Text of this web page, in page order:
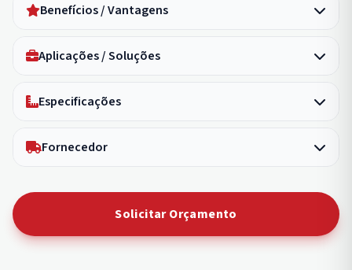
Benefícios / Vantagens
Aplicações / Soluções
Especificações
Fornecedor
Solicitar Orçamento